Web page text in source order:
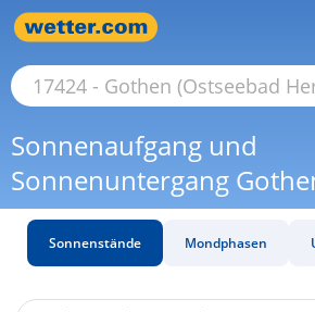
Sonnenaufgang und
Sonnenuntergang
Sonnenstände Mondphasen